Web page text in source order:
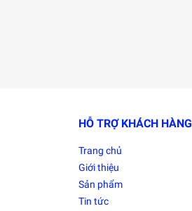
HỖ TRỢ KHÁCH HÀNG
Trang chủ
Giới thiệu
Sản phẩm
Tin tức